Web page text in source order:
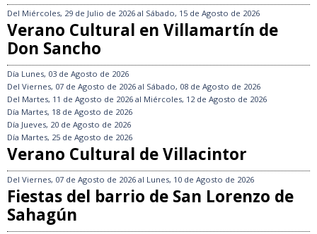
Del Miércoles, 29 de Julio de 2026 al Sábado, 15 de Agosto de 2026
Verano Cultural en Villamartín de
Don Sancho
Día Lunes, 03 de Agosto de 2026
Del Viernes, 07 de Agosto de 2026 al Sábado, 08 de Agosto de 2026
Del Martes, 11 de Agosto de 2026 al Miércoles, 12 de Agosto de 2026
Día Martes, 18 de Agosto de 2026
Día Jueves, 20 de Agosto de 2026
Día Martes, 25 de Agosto de 2026
Verano Cultural de Villacintor
Del Viernes, 07 de Agosto de 2026 al Lunes, 10 de Agosto de 2026
Fiestas del barrio de San Lorenzo de
Sahagún